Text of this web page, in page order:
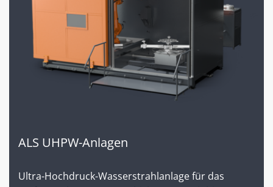
ALS UHPW-Anlagen
Ultra-Hochdruck-Wasserstrahlanlage für das